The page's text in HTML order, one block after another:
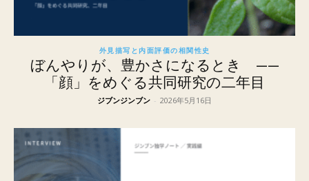
外見描写と内面評価の相関性史
ぼんやりが、豊かさになるとき ——
「顔」をめぐる共同研究の二年目
ジブンジンブン - 2026年5月16日